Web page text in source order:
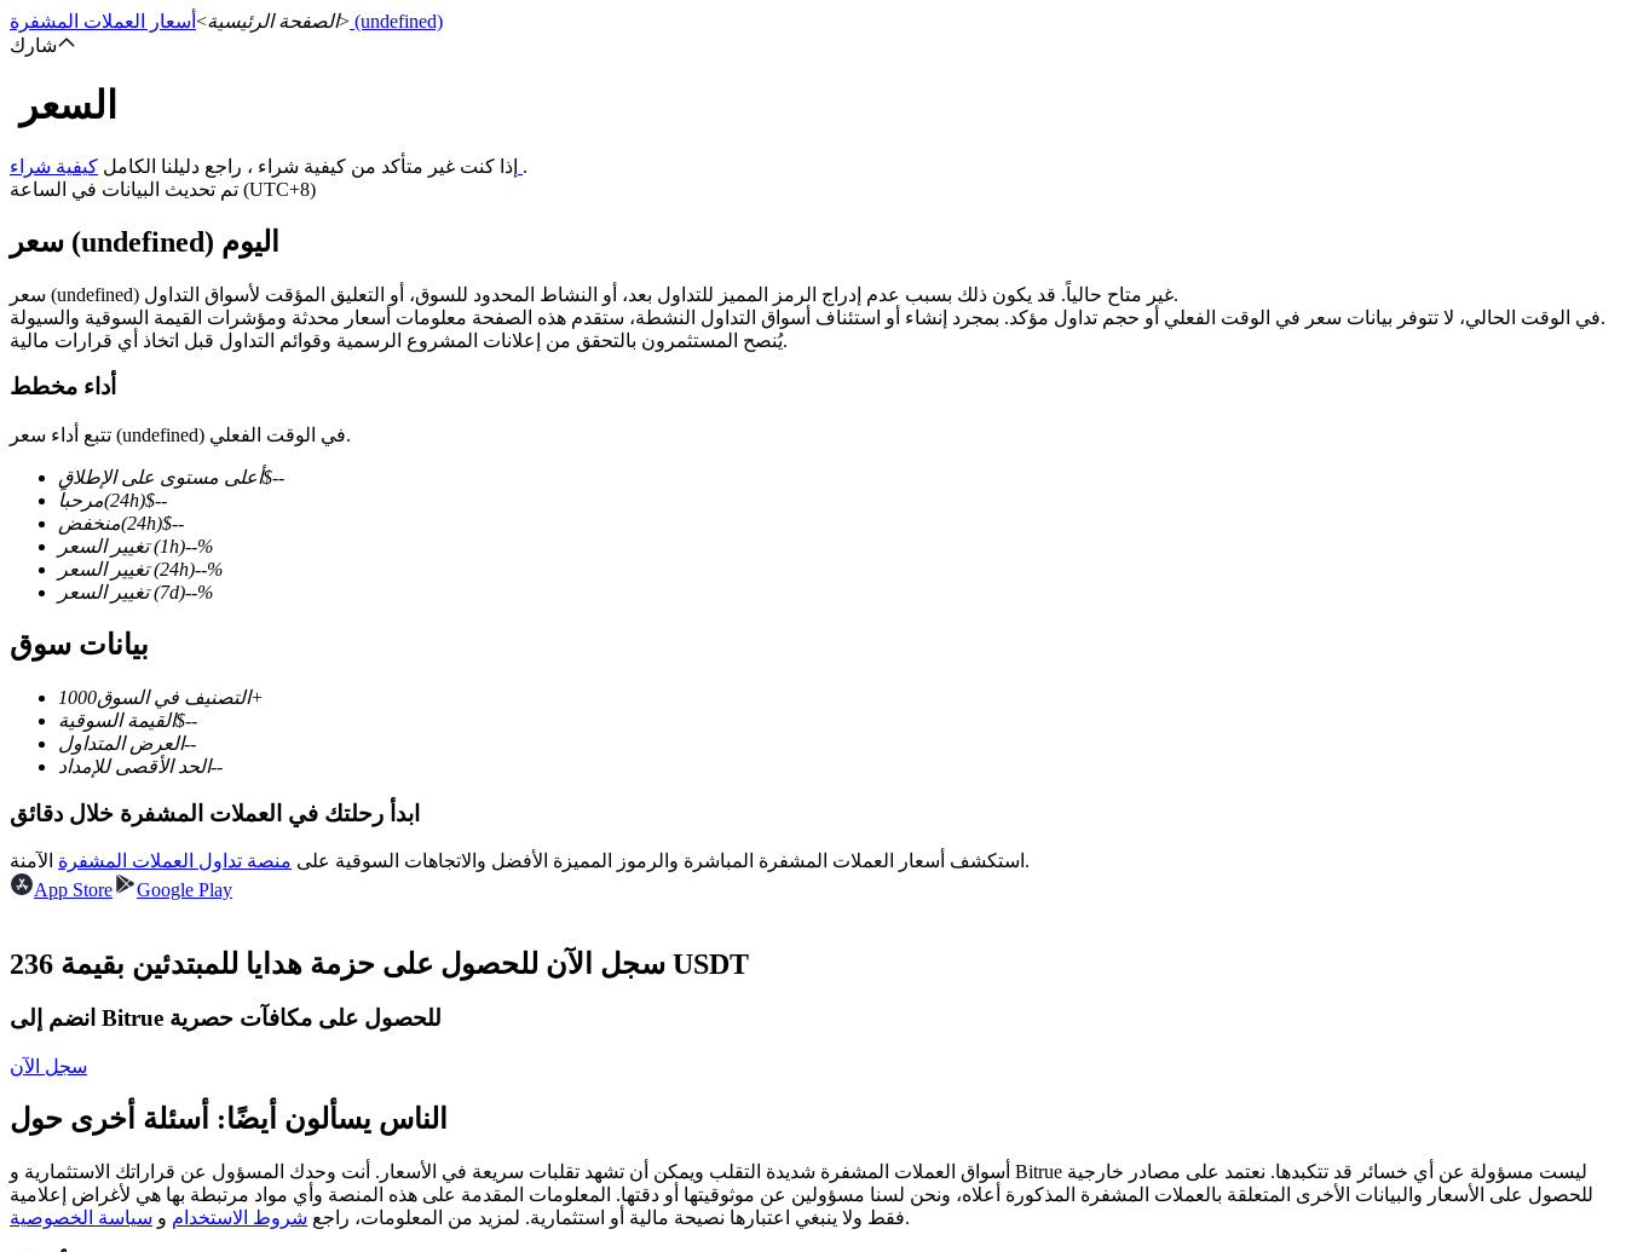
العقود الآجلة
العقود الآجلة للعملات المشفرة
العقود الآجلة باستخدام USDC كضمان
الصفحة الرئيسية> أسعار العملات المشفرة > (undefined)
شارك
السعر
إذا كنت غير متأكد من كيفية شراء ، راجع دليلنا الكامل .
تم تحديث البيانات في الساعة (UTC+8)
سعر (undefined) اليوم
سعر (undefined) غير متاح حالياً. قد يكون ذلك بسبب عدم إدراج الرمز المميز للتداول بعد، أو النشاط المحدود للسوق، أو التعليق المؤقت لأسواق التداول.
في الوقت الحالي، لا تتوفر بيانات سعر في الوقت الفعلي أو حجم تداول مؤكد. بمجرد إنشاء أو استئناف أسواق التداول النشطة، ستقدم هذه الصفحة معلومات أسعار محدثة ومؤشرات القيمة السوقية والسيولة.
يُنصح المستثمرون بالتحقق من إعلانات المشروع الرسمية وقوائم التداول قبل اتخاذ أي قرارات مالية.
أداء مخطط
تتبع أداء سعر (undefined) في الوقت الفعلي.
أعلى مستوى على الإطلاق$--
مرحباً
(24h)$--
منخفض
(24h)$--
تغيير السعر
(1h)--%
تغيير السعر
(24h)--%
تغيير السعر
(7d)--%
بيانات سوق
التصنيف في السوق1000+
القيمة السوقية$--
العرض المتداول--
الحد الأقصى للإمداد--
ابدأ رحلتك في العملات المشفرة خلال دقائق
استكشف أسعار العملات المشفرة المباشرة والرموز المميزة الأفضل والاتجاهات السوقية على منصة تداول العملات المشفرة
الآمنة.
App Store
Google Play
سجل الآن للحصول على حزمة هدايا للمبتدئين بقيمة 236 USDT
انضم إلى Bitrue للحصول على مكافآت حصرية
سجل الآن
الناس يسألون أيضًا: أسئلة أخرى حول
أسواق العملات المشفرة شديدة التقلب ويمكن أن تشهد تقلبات سريعة في الأسعار. أنت وحدك المسؤول عن قراراتك الاستثمارية و Bitrue ليست مسؤولة عن أي خسائر قد تتكبدها. نعتمد على مصادر خارجية
للحصول على الأسعار والبيانات الأخرى المتعلقة بالعملات المشفرة المذكورة أعلاه، ونحن لسنا مسؤولين عن موثوقيتها أو دقتها. المعلومات المقدمة على هذه المنصة وأي مواد مرتبطة بها هي لأغراض إعلامية
فقط ولا ينبغي اعتبارها نصيحة مالية أو استثمارية. لمزيد من المعلومات، راجع شروط الاستخدام و سياسة الخصوصية .